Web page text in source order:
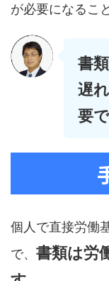
が必要になるこ
書
遅
要で
個人で直接労働
で、 書類は労